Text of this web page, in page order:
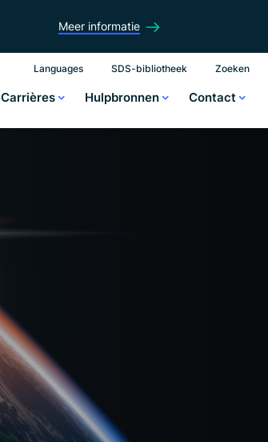
Meer informatie
Languages SDS-bibliotheek Zoeken
Carrières Hulpbronnen Contact